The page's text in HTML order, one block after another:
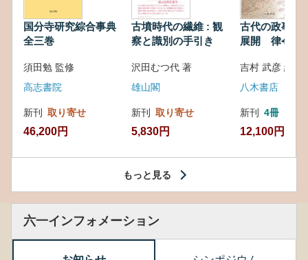
国分寺研究綜合事典
全三巻
須田勉 監修
高志書院
新刊 取り寄せ
46,200円
古墳時代の繊維 : 観
察と識別の手引き
沢田むつ代 著
雄山閣
新刊 取り寄せ
5,830円
古代の政事と
展開 律令・
吉村 武彦 編集
八木書店
新刊 4冊
12,100円
もっと見る
六一インフォメーション